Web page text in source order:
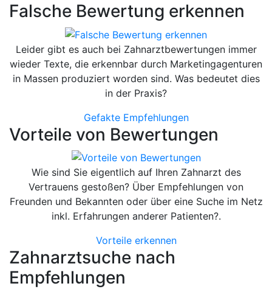
Falsche Bewertung erkennen
Leider gibt es auch bei Zahnarztbewertungen immer
wieder Texte, die erkennbar durch Marketingagenturen
in Massen produziert worden sind. Was bedeutet dies
in der Praxis?
Gefakte Empfehlungen
Vorteile von Bewertungen
Wie sind Sie eigentlich auf Ihren Zahnarzt des
Vertrauens gestoßen? Über Empfehlungen von
Freunden und Bekannten oder über eine Suche im Netz
inkl. Erfahrungen anderer Patienten?.
Vorteile erkennen
Zahnarztsuche nach
Empfehlungen